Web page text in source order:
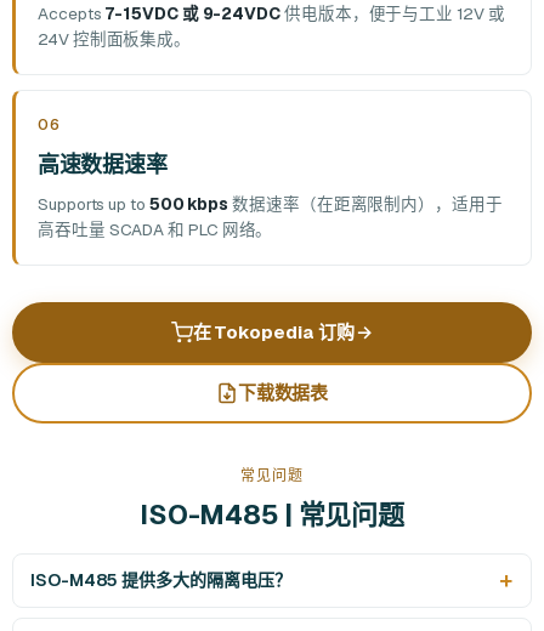
Accepts 7-15VDC 或 9-24VDC供电版本，便于与工业 12V 或
24V 控制面板集成。
06
高速数据速率
Supports up to 500 kbps 数据速率（在距离限制内），适用于
高吞吐量 SCADA 和 PLC 网络。
在 Tokopedia 订购→
下载数据表
常见问题
ISO-M485 | 常见问题
ISO-M485 提供多大的隔离电压？